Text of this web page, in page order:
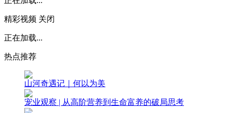
精彩视频 关闭
正在加载...
热点推荐
山河奇遇记｜何以为美
宠业观察 | 从高阶营养到生命富养的破局思考